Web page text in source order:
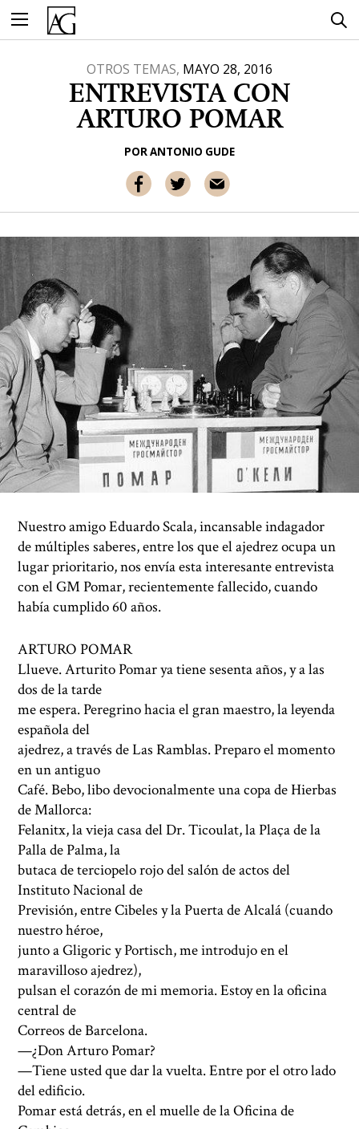
contenido
OTROS TEMAS, MAYO 28, 2016
ENTREVISTA CON
ARTURO POMAR
PORANTONIO GUDE
Nuestro amigo Eduardo Scala, incansable indagador
de múltiples saberes, entre los que el ajedrez ocupa un
lugar prioritario, nos envía esta interesante entrevista
con el GM Pomar, recientemente fallecido, cuando
había cumplido 60 años.
ARTURO POMAR
Llueve. Arturito Pomar ya tiene sesenta años, y a las
dos de la tarde
me espera. Peregrino hacia el gran maestro, la leyenda
española del
ajedrez, a través de Las Ramblas. Preparo el momento
en un antiguo
Café. Bebo, libo devocionalmente una copa de Hierbas
de Mallorca:
Felanitx, la vieja casa del Dr. Ticoulat, la Plaça de la
Palla de Palma, la
butaca de terciopelo rojo del salón de actos del
Instituto Nacional de
Previsión, entre Cibeles y la Puerta de Alcalá (cuando
nuestro héroe,
junto a Gligoric y Portisch, me introdujo en el
maravilloso ajedrez),
pulsan el corazón de mi memoria. Estoy en la oficina
central de
Correos de Barcelona.
—¿Don Arturo Pomar?
—Tiene usted que dar la vuelta. Entre por el otro lado
del edificio.
Pomar está detrás, en el muelle de la Oficina de